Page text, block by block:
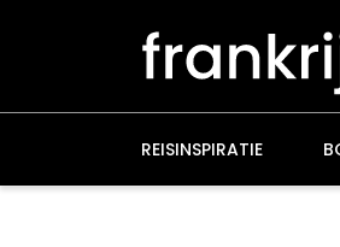
REISINSPIRATIE